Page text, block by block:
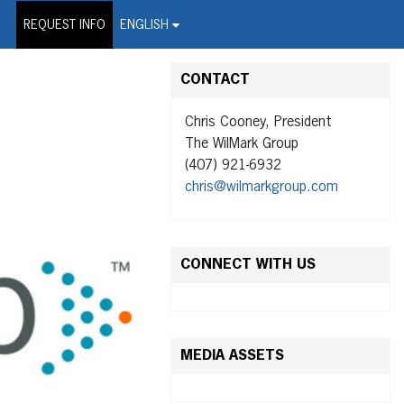
REQUEST INFO ENGLISH
Wire Service
CONTACT
Chris Cooney, President
The WilMark Group
(407) 921-6932
chris@wilmarkgroup.com
CONNECT WITH US
MEDIA ASSETS